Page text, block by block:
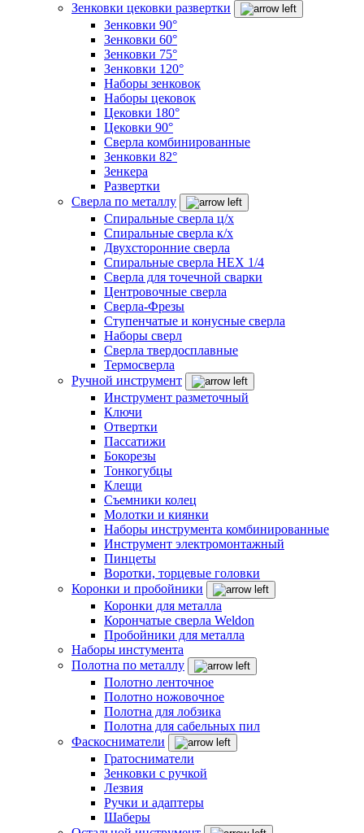
Зенковки цековки развертки
Зенковки 90°
Зенковки 60°
Зенковки 75°
Зенковки 120°
Наборы зенковок
Наборы цековок
Цековки 180°
Цековки 90°
Сверла комбинированные
Зенковки 82°
Зенкера
Развертки
Сверла по металлу
Спиральные сверла ц/х
Спиральные сверла к/х
Двухсторонние сверла
Спиральные сверла HEX 1/4
Сверла для точечной сварки
Центровочные сверла
Сверла-Фрезы
Ступенчатые и конусные сверла
Наборы сверл
Сверла твердосплавные
Термосверла
Ручной инструмент
Инструмент разметочный
Ключи
Отвертки
Пассатижи
Бокорезы
Тонкогубцы
Клещи
Съемники колец
Молотки и киянки
Наборы инструмента комбинированные
Инструмент электромонтажный
Пинцеты
Воротки, торцевые головки
Коронки и пробойники
Коронки для металла
Корончатые сверла Weldon
Пробойники для металла
Наборы инстумента
Полотна по металлу
Полотно ленточное
Полотно ножовочное
Полотна для лобзика
Полотна для сабельных пил
Фаскосниматели
Гратосниматели
Зенковки с ручкой
Лезвия
Ручки и адаптеры
Шаберы